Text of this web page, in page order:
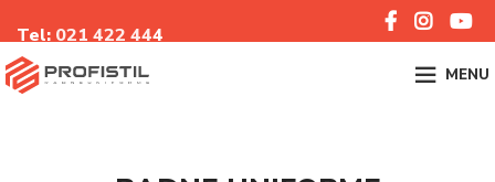
Tel: 021 422 444
MENU